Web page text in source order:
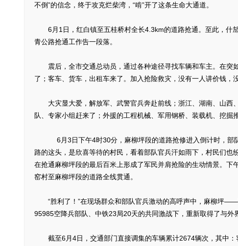
不倒”的信念，终于攻克烂柴湾，“啃”开了这条生命大通道。
6月1日，红白镇至五桂桥村全长4.3km的道路抢通。至此，什
青公路抢通工作告一段落。
震后，全市交通总动员，通过各种途径寻找车辆和车主。在突
了；客车、货车，出租车来了。加入抢险救灾，没有一人讲价钱，
大灾显大爱，解放军、武警官兵奔赴前线；浙江、湖南、山西
队、专家小组赶来了；外援的工程机械、军用钢桥、装载机、挖掘
6月3日下午4时30分，麻柳坪段的道路抢修进入倒计时，部队
路的这头，是欣喜等待的村民，看着部队官兵汗如雨下，村民们也
在抢通麻柳坪段的最后百米上形成了军民并肩抢险的生动情景。下
窑村至麻柳坪段的道路全线贯通。
“胜利了！”在现场群众和部队官兵激动的高呼声中，麻柳坪——
95985空降兵部队、中铁23局20天的共同激战下，重新取得了与外
截至6月4日，交通部门直接调集的车辆累计2674辆次，其中：